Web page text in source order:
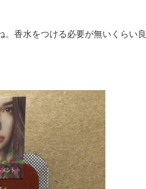
香水をつける必要が無いくらい良